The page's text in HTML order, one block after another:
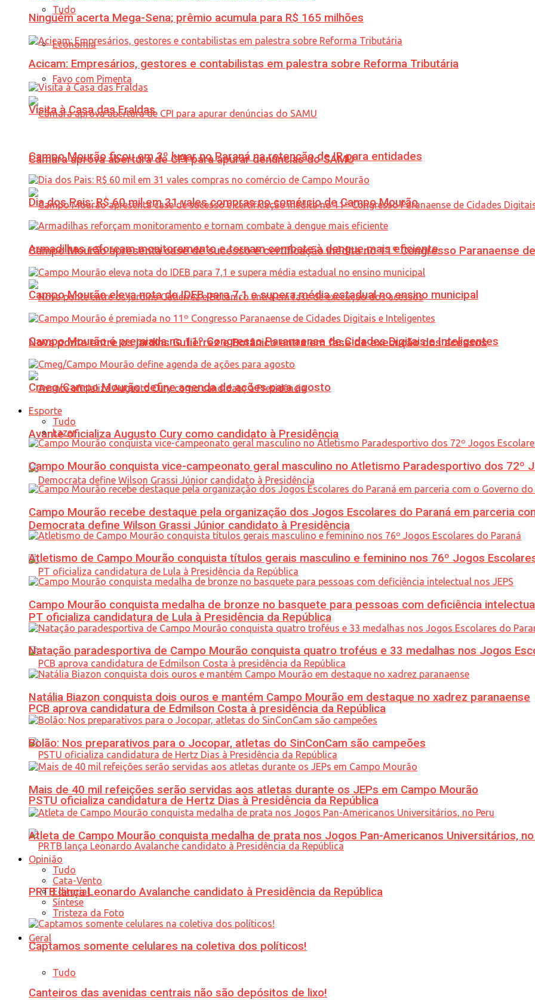
Tudo
Economia
Favo com Pimenta
Câmara aprova abertura de CPI para apurar denúncias do SAMU
Campo Mourão apresenta case de sucesso e certificação inédita no 11º Congresso Paranaense
Nova ponte entre os jardins Gutierrez e Botânico entra em fase de execução dos acessos
Avante oficializa Augusto Cury como candidato à Presidência
Democrata define Wilson Grassi Júnior candidato à Presidência
PT oficializa candidatura de Lula à Presidência da República
PCB aprova candidatura de Edmilson Costa à presidência da República
PSTU oficializa candidatura de Hertz Dias à Presidência da República
PRTB lança Leonardo Avalanche candidato à Presidência da República
Geral
Tudo
Ninguém acerta Mega-Sena; prêmio acumula para R$ 165 milhões
Acicam: Empresários, gestores e contabilistas em palestra sobre Reforma Tributária
Visita à Casa das Fraldas
Campo Mourão ficou em 3º lugar no Paraná na retenção de IR para entidades
Dia dos Pais: R$ 60 mil em 31 vales compras no comércio de Campo Mourão
Armadilhas reforçam monitoramento e tornam combate à dengue mais eficiente
Campo Mourão eleva nota do IDEB para 7,1 e supera média estadual no ensino municipal
Campo Mourão é premiada no 11º Congresso Paranaense de Cidades Digitais e Inteligentes
Cmeg/Campo Mourão define agenda de ações para agosto
Esporte
Tudo
Lazer
Campo Mourão conquista vice-campeonato geral masculino no Atletismo Paradesportivo dos 72º
Campo Mourão recebe destaque pela organização dos Jogos Escolares do Paraná em parceria
Atletismo de Campo Mourão conquista títulos gerais masculino e feminino nos 76º Jogos
Campo Mourão conquista medalha de bronze no basquete para pessoas com deficiência
Natação paradesportiva de Campo Mourão conquista quatro troféus e 33 medalhas nos Jogos
Natália Biazon conquista dois ouros e mantém Campo Mourão em destaque no xadrez paranaense
Bolão: Nos preparativos para o Jocopar, atletas do SinConCam são campeões
Mais de 40 mil refeições serão servidas aos atletas durante os JEPs em Campo Mourão
Atleta de Campo Mourão conquista medalha de prata nos Jogos Pan-Americanos Universitários,
Opinião
Tudo
Cata-Vento
Editorial
Síntese
Tristeza da Foto
Captamos somente celulares na coletiva dos políticos!
Canteiros das avenidas centrais não são depósitos de lixo!